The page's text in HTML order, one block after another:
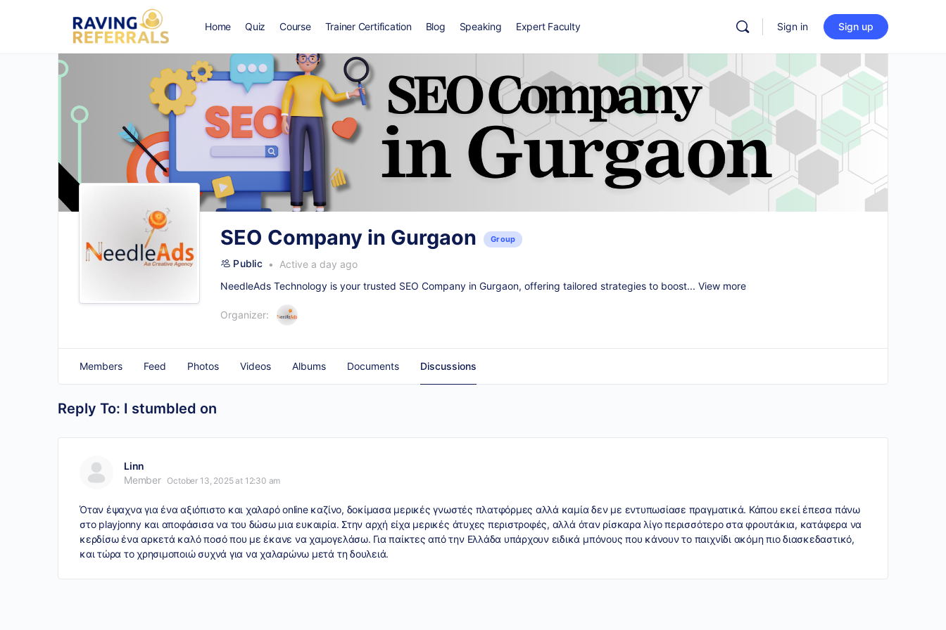
Home Quiz Course Trainer Certification Blog Speaking Expert Faculty Sign in Sign up
SEO Company in Gurgaon Group
Public
Active a day ago
NeedleAds Technology is your trusted SEO Company in Gurgaon, offering tailored strategies to boost... View more
Organizer:
Members Feed Photos Videos Albums Documents Discussions
Reply To: I stumbled on
Linn
Member
October 13, 2025 at 12:30 am
Όταν έψαχνα για ένα αξιόπιστο και χαλαρό online καζίνο, δοκίμασα μερικές γνωστές πλατφόρμες αλλά καμία δεν με εντυπωσίασε πραγματικά. Κάπου εκεί έπεσα πάνω
στο playjonnyκαι αποφάσισα να του δώσω μια ευκαιρία. Στην αρχή είχα μερικές άτυχες περιστροφές, αλλά όταν ρίσκαρα λίγο περισσότερο στα φρουτάκια, κατάφερα να
κερδίσω ένα αρκετά καλό ποσό που με έκανε να χαμογελάσω. Για παίκτες από την Ελλάδα υπάρχουν ειδικά μπόνους που κάνουν το παιχνίδι ακόμη πιο διασκεδαστικό,
και τώρα το χρησιμοποιώ συχνά για να χαλαρώνω μετά τη δουλειά.